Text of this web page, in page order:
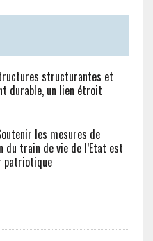
structurantes et
durable, un lien étroit
les mesures de
du train de vie de l’Etat est
patriotique